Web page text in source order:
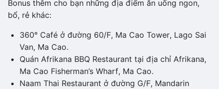
Bonus thêm cho bạn những địa điểm ăn uống ngon,
bổ, rẻ khác:
360° Café ở đường 60/F, Ma Cao Tower, Lago Sai
Van, Ma Cao.
Quán Afrikana BBQ Restaurant tại địa chỉ Afrikana,
Ma Cao Fisherman’s Wharf, Ma Cao.
Naam Thai Restaurant ở đường G/F, Mandarin